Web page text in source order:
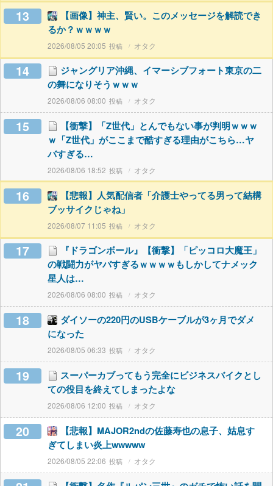
13
【画像】神主、賢い。このメッセージを解読でき
るか？ｗｗｗｗ
2026/08/05 20:05 オタク
14
ジャングリア沖縄、イマーシブフォート東京の二
の舞になりそうｗｗｗ
2026/08/06 08:00 オタク
15
【衝撃】「Z世代」とんでもない事が判明ｗｗｗ
ｗ「Z世代」がここまで酷すぎる理由がこちら…ヤ
バすぎる…
2026/08/06 18:52 オタク
16
【悲報】人気配信者「介護士やってる男って結構
ブッサイクじゃね」
2026/08/07 11:05 オタク
17
『ドラゴンボール』【衝撃】「ピッコロ大魔王」
の戦闘力がヤバすぎるｗｗｗｗもしかしてナメック
星人は…
2026/08/06 08:00 オタク
18
ダイソーの220円のUSBケーブルが3ヶ月でダメ
になった
2026/08/05 06:33 オタク
19
スーパーカブってもう完全にビジネスバイクとし
ての役目を終えてしまったよな
2026/08/06 12:00 オタク
20
【悲報】MAJOR2ndの佐藤寿也の息子、姑息す
ぎてしまい炎上wwwww
2026/08/05 22:06 オタク